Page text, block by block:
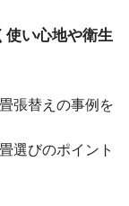
使い心地や衛生
張替えの事例を
選びのポイント